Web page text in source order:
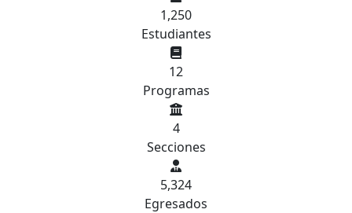
1,250
Estudiantes
12
Programas
4
Secciones
5,324
Egresados